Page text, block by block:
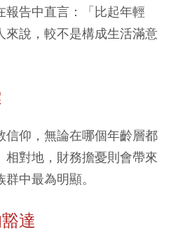
告中直言：「比起年輕
來說，較不是構成生活滿意
信仰，無論在哪個年齡層都
對地，財務擔憂則會帶來
中最為明顯。
達